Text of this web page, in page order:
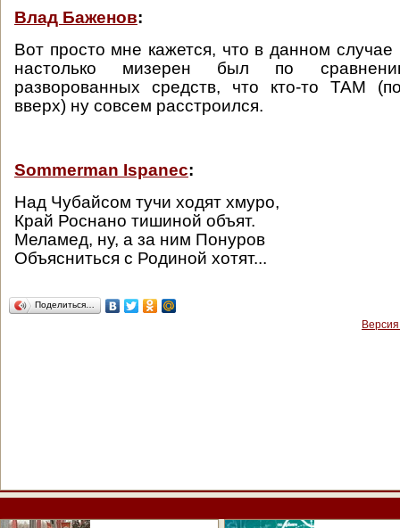
Влад Баженов:
Вот просто мне кажется, что в данном случае
настолько мизерен был по
разворованных средств, что кто-то ТАМ
вверх) ну совсем расстроился.
Sommerman Ispanec:
Над Чубайсом тучи ходят хмуро,
Край Роснано тишиной объят.
Меламед, ну, а за ним Понуров
Объясниться с Родиной хотят...
Поделиться…